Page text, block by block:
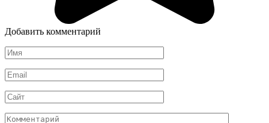
Добавить комментарий
Имя
*
Email
*
Сайт
Комментарий